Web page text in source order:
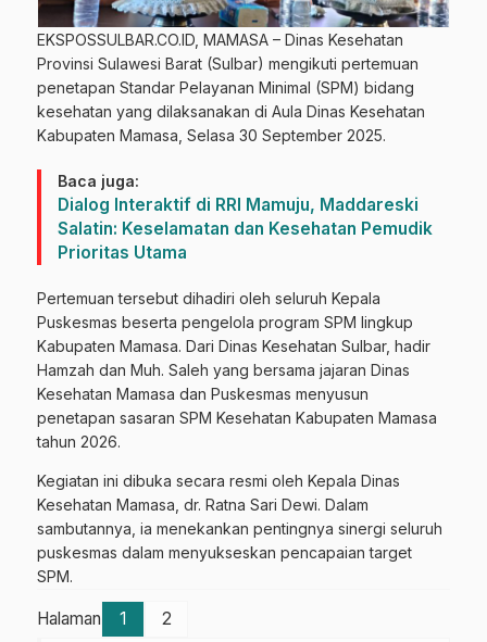
EKSPOSSULBAR.CO.ID, MAMASA – Dinas Kesehatan
Provinsi Sulawesi Barat (Sulbar) mengikuti pertemuan
penetapan Standar Pelayanan Minimal (SPM) bidang
kesehatan yang dilaksanakan di Aula Dinas Kesehatan
Kabupaten Mamasa, Selasa 30 September 2025.
Baca juga:
Dialog Interaktif di RRI Mamuju, Maddareski
Salatin: Keselamatan dan Kesehatan Pemudik
Prioritas Utama
Pertemuan tersebut dihadiri oleh seluruh Kepala
Puskesmas beserta pengelola program SPM lingkup
Kabupaten Mamasa. Dari Dinas Kesehatan Sulbar, hadir
Hamzah dan Muh. Saleh yang bersama jajaran Dinas
Kesehatan Mamasa dan Puskesmas menyusun
penetapan sasaran SPM Kesehatan Kabupaten Mamasa
tahun 2026.
Kegiatan ini dibuka secara resmi oleh Kepala Dinas
Kesehatan Mamasa, dr. Ratna Sari Dewi. Dalam
sambutannya, ia menekankan pentingnya sinergi seluruh
puskesmas dalam menyukseskan pencapaian target
SPM.
Halaman 1 2